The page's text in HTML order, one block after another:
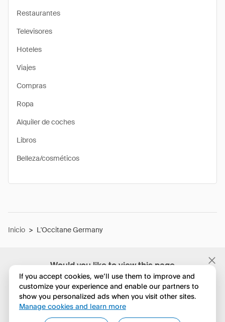
Would you like to view this page
in English?
No, seguir navegando
Restaurantes
Televisores
Hoteles
Viajes
Compras
Ropa
Alquiler de coches
Libros
Belleza/cosméticos
Inicio > L'Occitane Germany
If you accept cookies, we’ll use them to improve and
customize your experience and enable our partners to
show you personalized ads when you visit other sites.
Manage cookies and learn more